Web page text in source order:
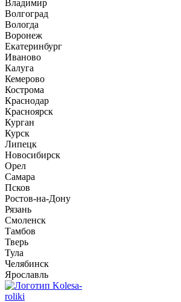
Владимир
Волгоград
Вологда
Воронеж
Екатеринбург
Иваново
Калуга
Кемерово
Кострома
Краснодар
Красноярск
Курган
Курск
Липецк
Новосибирск
Орел
Самара
Псков
Ростов-на-Дону
Рязань
Смоленск
Тамбов
Тверь
Тула
Челябинск
Ярославль
Kolesa-
roliki